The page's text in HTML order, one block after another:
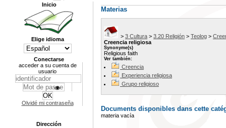
Materias
> 3 Cultura > 3.20 Religión > Teolog >
Creencia religiosa
Synonyme(s)
Religious faith
Ver también:
Creencia
Experiencia religiosa
Grupo religioso
Documents disponibles dans cette
materia vacía
Inicio
Elige idioma
Conectarse
acceder a su cuenta de
usuario
Olvidé mi contraseña
Dirección